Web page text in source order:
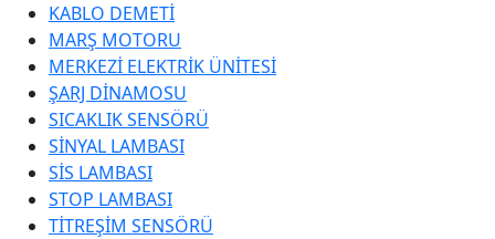
KABLO DEMETİ
MARŞ MOTORU
MERKEZİ ELEKTRİK ÜNİTESİ
ŞARJ DİNAMOSU
SICAKLIK SENSÖRÜ
SİNYAL LAMBASI
SİS LAMBASI
STOP LAMBASI
TİTREŞİM SENSÖRÜ